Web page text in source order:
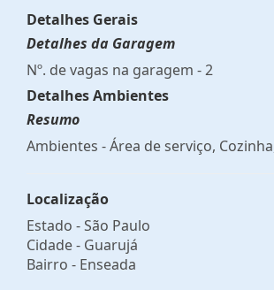
Detalhes Gerais
Detalhes da Garagem
Nº. de vagas na garagem - 2
Detalhes Ambientes
Resumo
Ambientes - Área de serviço,
Localização
Estado -São Paulo
Cidade - Guarujá
Bairro - Enseada